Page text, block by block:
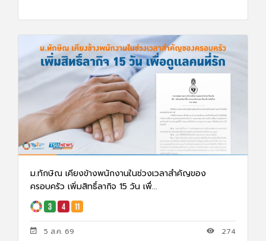
ม.ทักษิณ เคียงข้างพนักงานในช่วงเวลาสำคัญของ
ครอบครัว เพิ่มสิทธิ์ลากิจ 15 วัน เพื่...
5 ส.ค. 69 274